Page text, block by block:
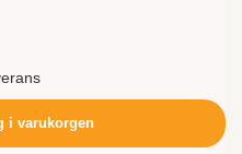
i varukorgen